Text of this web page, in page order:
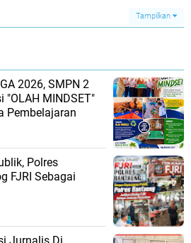
Tampilkan
2026, SMPN 2
"OLAH MINDSET"
Pembelajaran
Polres
FJRI Sebagai